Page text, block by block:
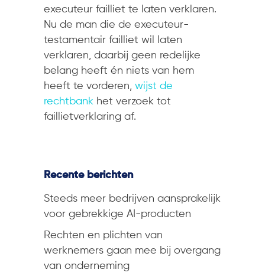
executeur failliet te laten verklaren.
Nu de man die de executeur-
testamentair failliet wil laten
verklaren, daarbij geen redelijke
belang heeft én niets van hem
heeft te vorderen, wijst de
rechtbank het verzoek tot
faillietverklaring af.
Recente berichten
Steeds meer bedrijven aansprakelijk
voor gebrekkige AI-producten
Rechten en plichten van
werknemers gaan mee bij overgang
van onderneming